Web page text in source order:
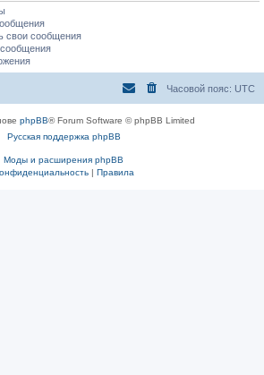
свои сообщения
Часовой пояс: UTC
phpBB® Forum Software © phpBB Limited
Русская поддержка phpBB
Моды и расширения phpBB
| Правила